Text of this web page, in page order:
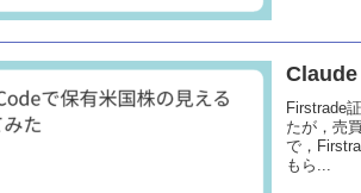
Claude
Firstrade
たが，売
で，
もら...